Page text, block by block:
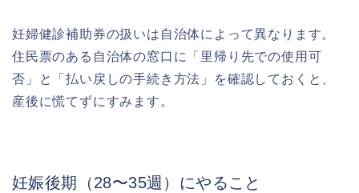
妊婦健診補助券の扱いは自治体によって異なります。
住民票のある自治体の窓口に「里帰り先での使用可
否」と「払い戻しの手続き方法」を確認しておくと、
産後に慌てずにすみます。
妊娠後期（28〜35週）にやること